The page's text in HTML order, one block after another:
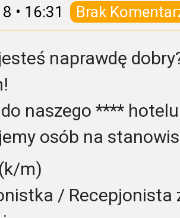
• 16:31 Brak
naprawdę
naszego ****
osób na
m)
/ Recepjonista